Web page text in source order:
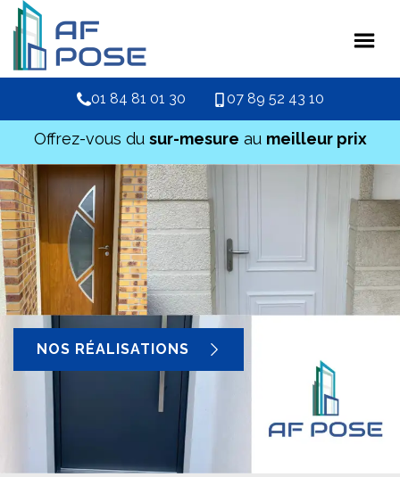
01 84 81 01 30 07 89 52 43 10
Offrez-vous du sur-mesure au meilleur prix
NOS RÉALISATIONS